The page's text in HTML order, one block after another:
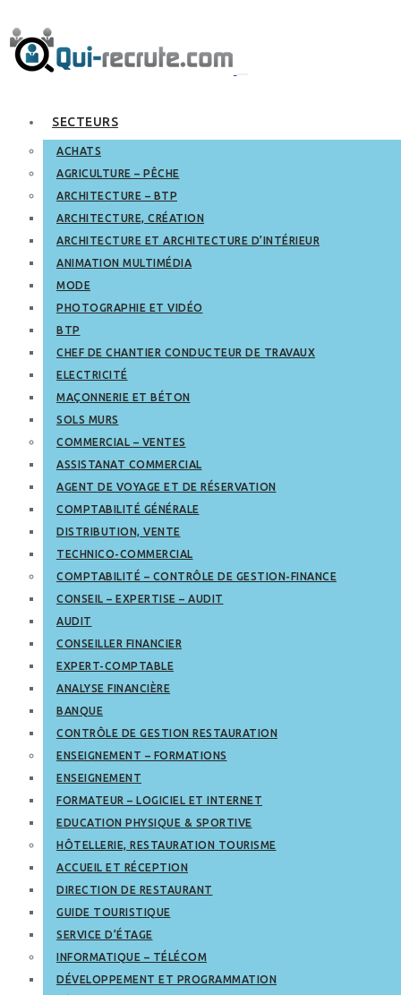
SECTEURS
ACHATS
AGRICULTURE – PÊCHE
ARCHITECTURE – BTP
ARCHITECTURE, CRÉATION
ARCHITECTURE ET ARCHITECTURE D’INTÉRIEUR
ANIMATION MULTIMÉDIA
MODE
PHOTOGRAPHIE ET VIDÉO
BTP
CHEF DE CHANTIER CONDUCTEUR DE TRAVAUX
ELECTRICITÉ
MAÇONNERIE ET BÉTON
SOLS MURS
COMMERCIAL – VENTES
ASSISTANAT COMMERCIAL
AGENT DE VOYAGE ET DE RÉSERVATION
COMPTABILITÉ GÉNÉRALE
DISTRIBUTION, VENTE
TECHNICO-COMMERCIAL
COMPTABILITÉ – CONTRÔLE DE GESTION-FINANCE
CONSEIL – EXPERTISE – AUDIT
AUDIT
CONSEILLER FINANCIER
EXPERT-COMPTABLE
ANALYSE FINANCIÈRE
BANQUE
CONTRÔLE DE GESTION RESTAURATION
ENSEIGNEMENT – FORMATIONS
ENSEIGNEMENT
FORMATEUR – LOGICIEL ET INTERNET
EDUCATION PHYSIQUE & SPORTIVE
HÔTELLERIE, RESTAURATION TOURISME
ACCUEIL ET RÉCEPTION
DIRECTION DE RESTAURANT
GUIDE TOURISTIQUE
SERVICE D’ÉTAGE
INFORMATIQUE – TÉLÉCOM
DÉVELOPPEMENT ET PROGRAMMATION